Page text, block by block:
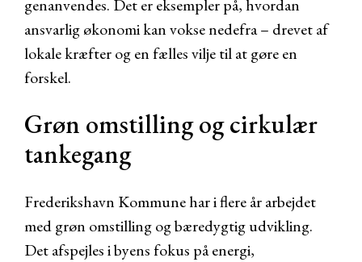
genanvendes. Det er eksempler på, hvordan
ansvarlig økonomi kan vokse nedefra – drevet af
lokale kræfter og en fælles vilje til at gøre en
forskel.
Grøn omstilling og cirkulær
tankegang
Frederikshavn Kommune har i flere år arbejdet
med grøn omstilling og bæredygtig udvikling.
Det afspejles i byens fokus på energi,